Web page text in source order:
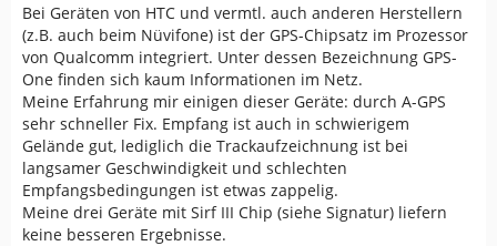
Bei Geräten von HTC und vermtl. auch anderen Herstellern
(z.B. auch beim Nüvifone) ist der GPS-Chipsatz im Prozessor
von Qualcomm integriert. Unter dessen Bezeichnung GPS-
One finden sich kaum Informationen im Netz.
Meine Erfahrung mir einigen dieser Geräte: durch A-GPS
sehr schneller Fix. Empfang ist auch in schwierigem
Gelände gut, lediglich die Trackaufzeichnung ist bei
langsamer Geschwindigkeit und schlechten
Empfangsbedingungen ist etwas zappelig.
Meine drei Geräte mit Sirf III Chip (siehe Signatur) liefern
keine besseren Ergebnisse.